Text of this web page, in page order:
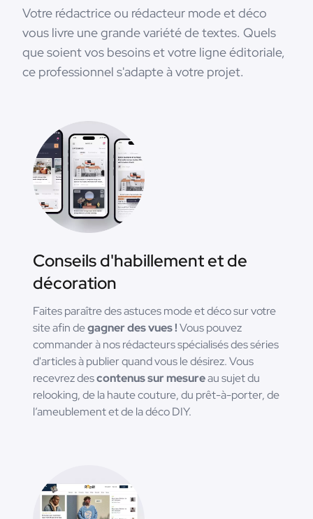
Votre rédactrice ou rédacteur mode et déco
vous livre une grande variété de textes. Quels
que soient vos besoins et votre ligne éditoriale,
ce professionnel s'adapte à votre projet.
Conseils d'habillement et de
décoration
Faites paraître des astuces mode et déco sur votre
site afin degagner des vues !Vous pouvez
commander à nos rédacteurs spécialisés des séries
d'articles à publier quand vous le désirez. Vous
recevrez descontenus sur mesureau sujet du
relooking, de la haute couture, du prêt-à-porter, de
l’ameublement et de la déco DIY.